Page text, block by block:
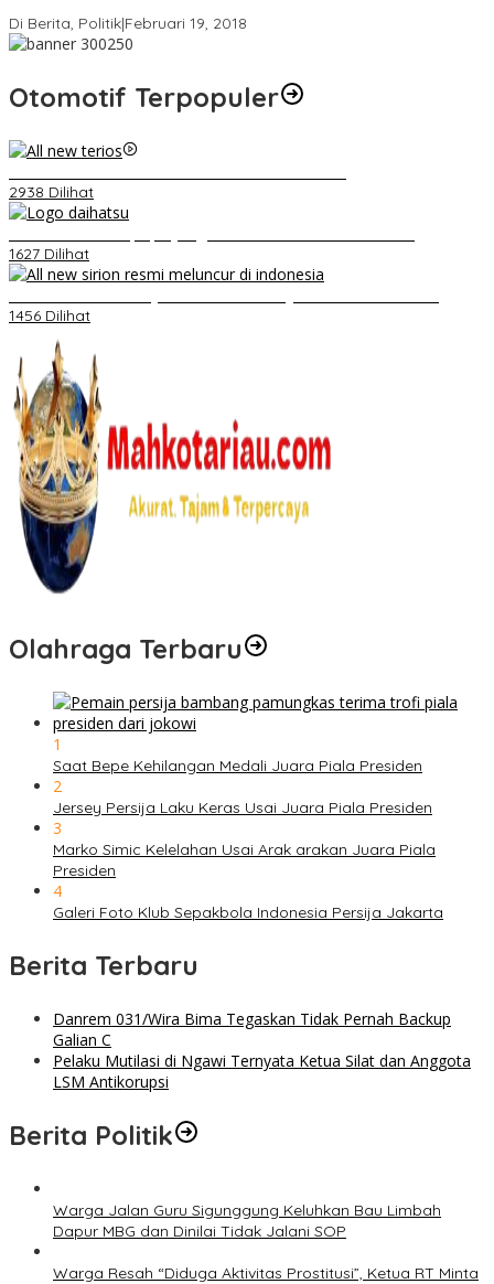
Di Berita, Politik|Februari 19, 2018
Otomotif Terpopuler
2938 Dilihat
1627 Dilihat
1456 Dilihat
Olahraga Terbaru
1
Saat Bepe Kehilangan Medali Juara Piala Presiden
2
Jersey Persija Laku Keras Usai Juara Piala Presiden
3
Marko Simic Kelelahan Usai Arak arakan Juara Piala
Presiden
4
Galeri Foto Klub Sepakbola Indonesia Persija Jakarta
Berita Terbaru
Danrem 031/Wira Bima Tegaskan Tidak Pernah Backup
Galian C
Pelaku Mutilasi di Ngawi Ternyata Ketua Silat dan Anggota
LSM Antikorupsi
Berita Politik
Warga Jalan Guru Sigunggung Keluhkan Bau Limbah
Dapur MBG dan Dinilai Tidak Jalani SOP
Warga Resah “Diduga Aktivitas Prostitusi”, Ketua RT Minta